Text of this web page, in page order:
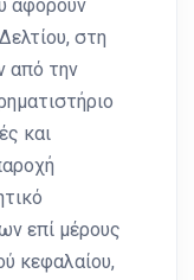
αφορούν
στη
από την
και
επί μέρους
κεφαλαίου,